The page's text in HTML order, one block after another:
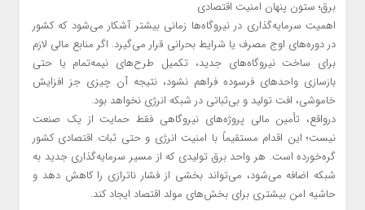
برق؛ ستون پنهان امنیت اقتصادی
اهمیت سرمایه‌گذاری در نیروگاه‌ها زمانی بیشتر آشکار می‌شود که کشور
در دوره‌های اوج مصرف یا شرایط بحرانی قرار می‌گیرد. اگر منابع مالی لازم
برای ساخت نیروگاه‌های جدید، تکمیل طرح‌های نیمه‌تمام یا حتی
بازسازی واحدهای فرسوده فراهم نشود، نتیجه آن چیزی جز افزایش
خاموشی، افت تولید و بی‌ثباتی در شبکه انرژی نخواهد بود.
درواقع، تأمین مالی پروژه‌های نیروگاهی فقط حمایت از یک صنعت
نیست؛ این اقدام مستقیماً با امنیت انرژی و حتی ثبات اقتصادی کشور
گره‌خورده است. هر واحد برق تولیدی که از مسیر سرمایه‌گذاری جدید به
شبکه اضافه می‌شود، می‌تواند بخشی از فشار ناترازی را کاهش دهد و
حاشیه امن بیشتری برای بخش‌های مولد اقتصاد ایجاد کند.